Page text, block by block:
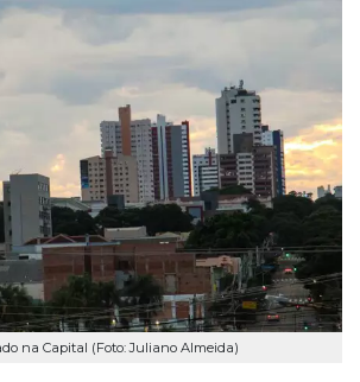
na Capital (Foto: Juliano Almeida)